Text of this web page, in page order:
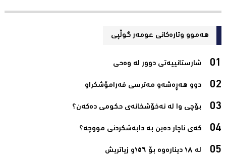
هەموو وتارەکانی عومه‌ر گوڵپی
شارستانییەتی دوور لە وەحی‌
دوو هەڕەشەو مەترسی فەرامۆشکراو‌
بۆچی وا لە نەخۆشخانەی حکومی دەکەن؟‌
کەی‌ ناچار دەبن بە دابەشکردنی‌ مووچە؟‌
لە ١٨ دینارەوە بۆ ١٥٦و زیاتريش‌